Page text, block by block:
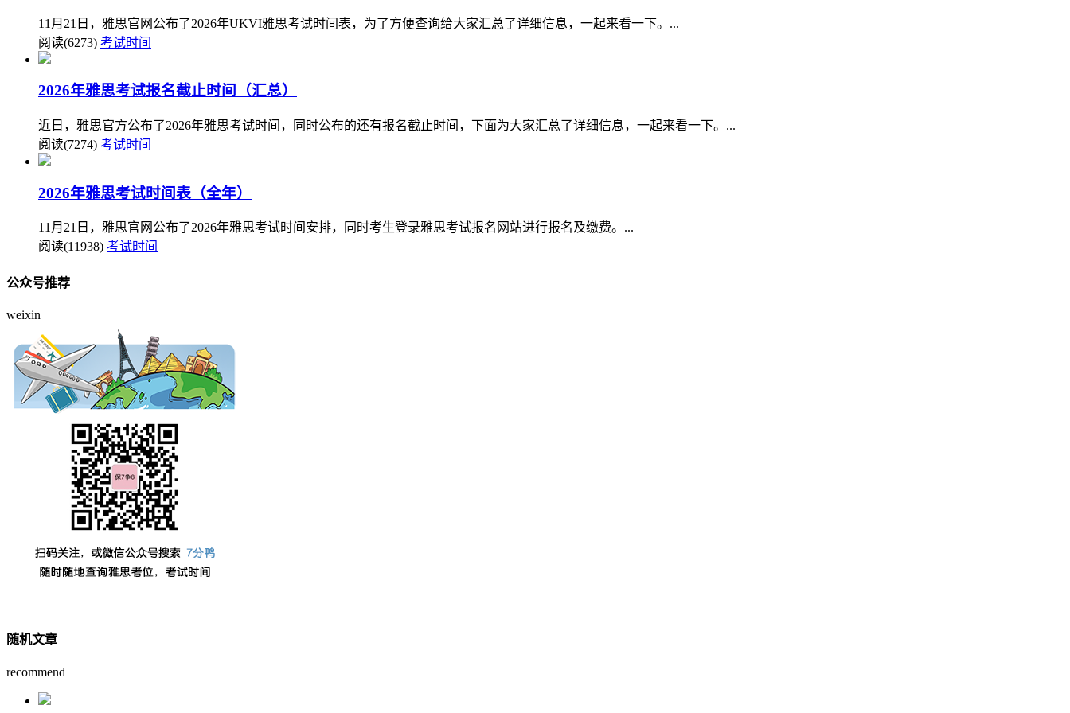
11月21日，雅思官网公布了2026年UKVI雅思考试时间表，为了方便查询给大家汇总了详细信息，一起来看一下。...
阅读(6273) 考试时间
2026年雅思考试报名截止时间（汇总）
近日，雅思官方公布了2026年雅思考试时间，同时公布的还有报名截止时间，下面为大家汇总了详细信息，一起来看一下。...
阅读(7274) 考试时间
2026年雅思考试时间表（全年）
11月21日，雅思官网公布了2026年雅思考试时间安排，同时考生登录雅思考试报名网站进行报名及缴费。...
阅读(11938) 考试时间
公众号推荐
weixin
随机文章
recommend